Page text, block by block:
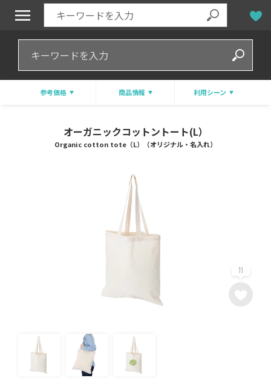
参考価格 商品情報 利用シーン
オーガニックコットントート(L）
Organic cotton tote（L）（オリジナル・名入れ）
11